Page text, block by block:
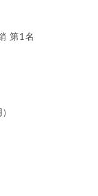
第1名